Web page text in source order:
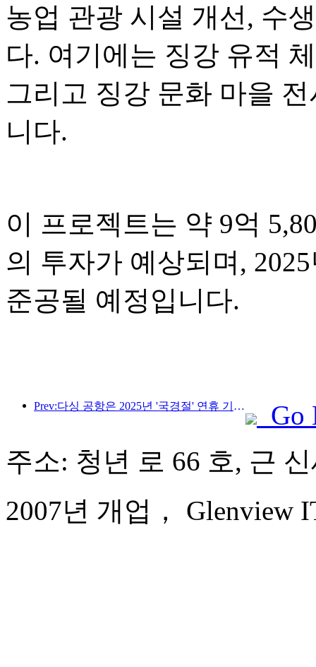
농업 관광 시설 개선, 수
다. 여기에는 징강 유적
그리고 징강 문화 마을
니다.
이 프로젝트는 약 9억
의 투자가 예상되며,
준공될 예정입니다.
Prev:다싱 공항은 2025년 '국경절' 연휴 기간 동안 130만 명 이상의 승객을 수송할 예정입니다.
Go
주소: 청년 로 66 호, 근
2007년 개업， Glenview